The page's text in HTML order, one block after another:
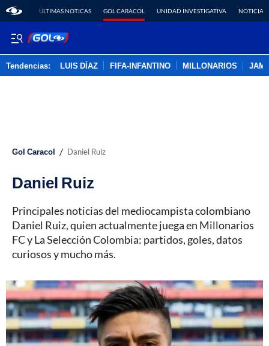
ÚLTIMAS NOTICAS GOL CARACOL UNIDAD INVESTIGATIVA NOTICIAS
Tendencias: LUIS DÍAZ FIFA-INFANTINO MILLONARIOS
Gol Caracol / Daniel Ruiz
Daniel Ruiz
Principales noticias del mediocampista colombiano
Daniel Ruiz, quien actualmente juega en Millonarios
FC y La Selección Colombia: partidos, goles, datos
curiosos y mucho más.